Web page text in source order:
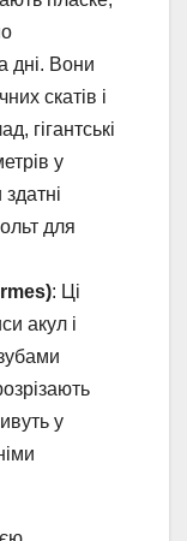
дні. Вони
скатів і
гігантські
у
для
: Ці
акул і
у